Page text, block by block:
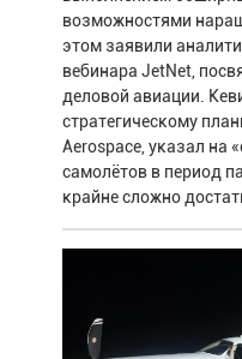
возможностями
этом заявили
вебинара JetNet,
деловой авиации.
стратегическому
Aerospace, указал на
самолётов в период
крайне сложно